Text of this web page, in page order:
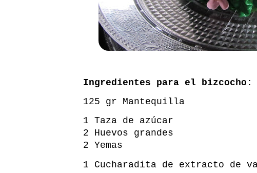
Ingredientes para el bizcocho:
125 gr Mantequilla
1 Taza de azúcar
2 Huevos grandes
2 Yemas
1 Cucharadita de extracto de